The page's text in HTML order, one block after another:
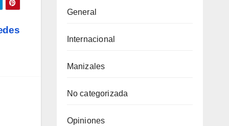
General
Internacional
Manizales
No categorizada
Opiniones